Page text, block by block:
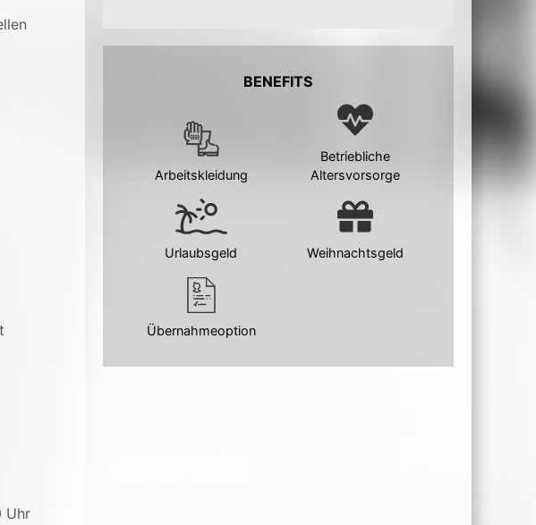
Uhr
BENEFITS
Arbeitskleidung
Betriebliche
Altersvorsorge
Urlaubsgeld Weihnachtsgeld
Übernahmeoption